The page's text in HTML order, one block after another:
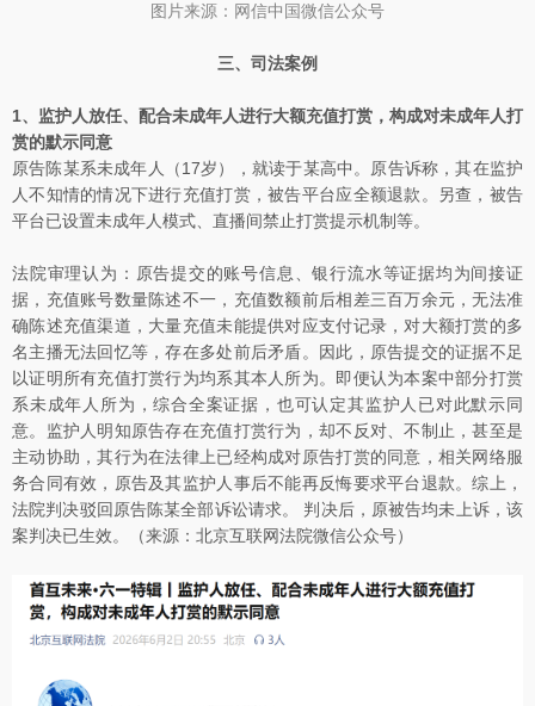
图片来源：网信中国微信公众号
三、司法案例
1、监护人放任、配合未成年人进行大额充值打赏，构成对未成年人打
赏的默示同意
原告陈某系未成年人（17岁），就读于某高中。原告诉称，其在监护
人不知情的情况下进行充值打赏，被告平台应全额退款。另查，被告
平台已设置未成年人模式、直播间禁止打赏提示机制等。
法院审理认为：原告提交的账号信息、银行流水等证据均为间接证
据，充值账号数量陈述不一，充值数额前后相差三百万余元，无法准
确陈述充值渠道，大量充值未能提供对应支付记录，对大额打赏的多
名主播无法回忆等，存在多处前后矛盾。因此，原告提交的证据不足
以证明所有充值打赏行为均系其本人所为。即便认为本案中部分打赏
系未成年人所为，综合全案证据，也可认定其监护人已对此默示同
意。监护人明知原告存在充值打赏行为，却不反对、不制止，甚至是
主动协助，其行为在法律上已经构成对原告打赏的同意，相关网络服
务合同有效，原告及其监护人事后不能再反悔要求平台退款。综上，
法院判决驳回原告陈某全部诉讼请求。 判决后，原被告均未上诉，该
案判决已生效。（来源：北京互联网法院微信公众号）